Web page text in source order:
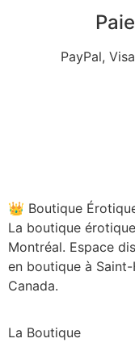
PayPal,
👑 Boutique
La boutique
Montréal. Espace
en boutique à
Canada.
La Boutique